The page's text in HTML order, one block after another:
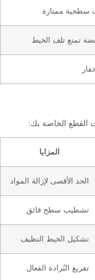
سطحية ممتازة
تمنع تلف الخيط
القطع الخاصة بك:
المزايا
الحد الأقصى لإزالة المواد
تشطيب سطح فائق
تشكيل الخيط النظيف
تفريغ البُرادة الفعال